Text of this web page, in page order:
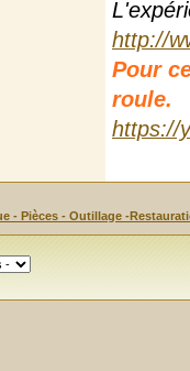
http://
Pour
roule.
https://
- Pièces - Outillage -